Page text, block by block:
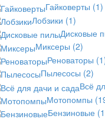
Гайковерты (1)
Лобзики (1)
Дисковые
Миксеры (2)
Реноваторы
Пылесосы (2)
Всё
Мотопомпы
Бензиновые